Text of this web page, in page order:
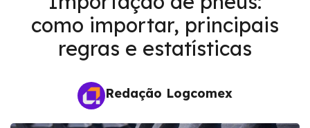
como importar, principais
regras e estatísticas
Redação Logcomex